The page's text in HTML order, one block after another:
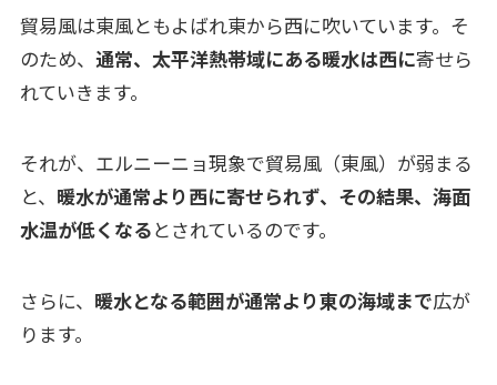
貿易風は東風ともよばれ東から西に吹いています。そ
のため、 通常、太平洋熱帯域にある暖水は西に寄せら
れていきます。
それが、エルニーニョ現象で貿易風（東風）が弱まる
と、 暖水が通常より西に寄せられず、その結果、海面
水温が低くなるとされているのです。
さらに、 暖水となる範囲が通常より東の海域まで広が
ります。